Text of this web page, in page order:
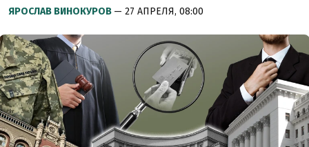
ЯРОСЛАВ ВИНОКУРОВ — 27 АПРЕЛЯ, 08:00